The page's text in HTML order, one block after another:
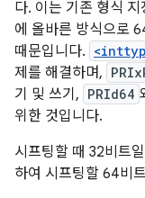
다. 이는 기존 형식
에 올바른 방식으로
때문입니다.
제를 해결하며,
기 및 쓰기, PRId64
위한 것입니다.
시프팅할 때 32비트
하여 시프팅할 64비